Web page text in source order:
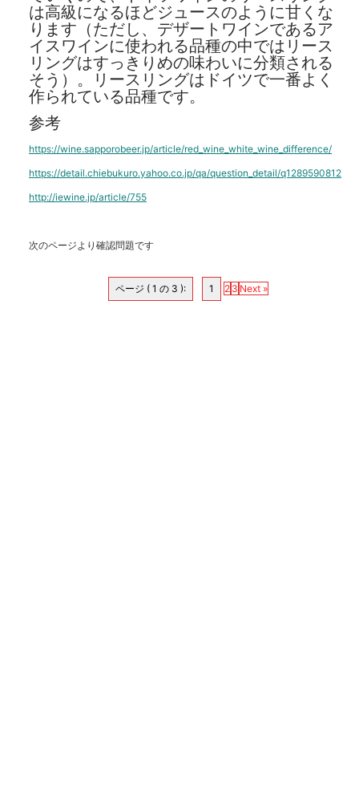
は高級になるほどジュースのように甘くな
ります（ただし、デザートワインであるア
イスワインに使われる品種の中ではリース
リングはすっきりめの味わいに分類される
そう）。リースリングはドイツで一番よく
作られている品種です。
参考
https://wine.sapporobeer.jp/article/red_wine_white_wine_difference/
https://detail.chiebukuro.yahoo.co.jp/qa/question_detail/q1289590812
http://iewine.jp/article/755
次のページより確認問題です
ページ ( 1 の 3 ): 1 2 3 Next »